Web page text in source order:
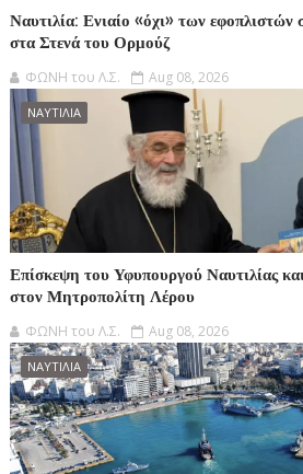
Ναυτιλία: Ενιαίο «όχι» των εφοπλιστών
στα Στενά του Ορμούζ
ΦΩΝΗ του Λ.Σ. Aug 08, 2026
ΝΑΥΤΙΛΙΑ
Επίσκεψη του Υφυπουργού Ναυτιλίας
στον Μητροπολίτη Λέρου
ΦΩΝΗ του Λ.Σ. Aug 08, 2026
ΝΑΥΤΙΛΙΑ